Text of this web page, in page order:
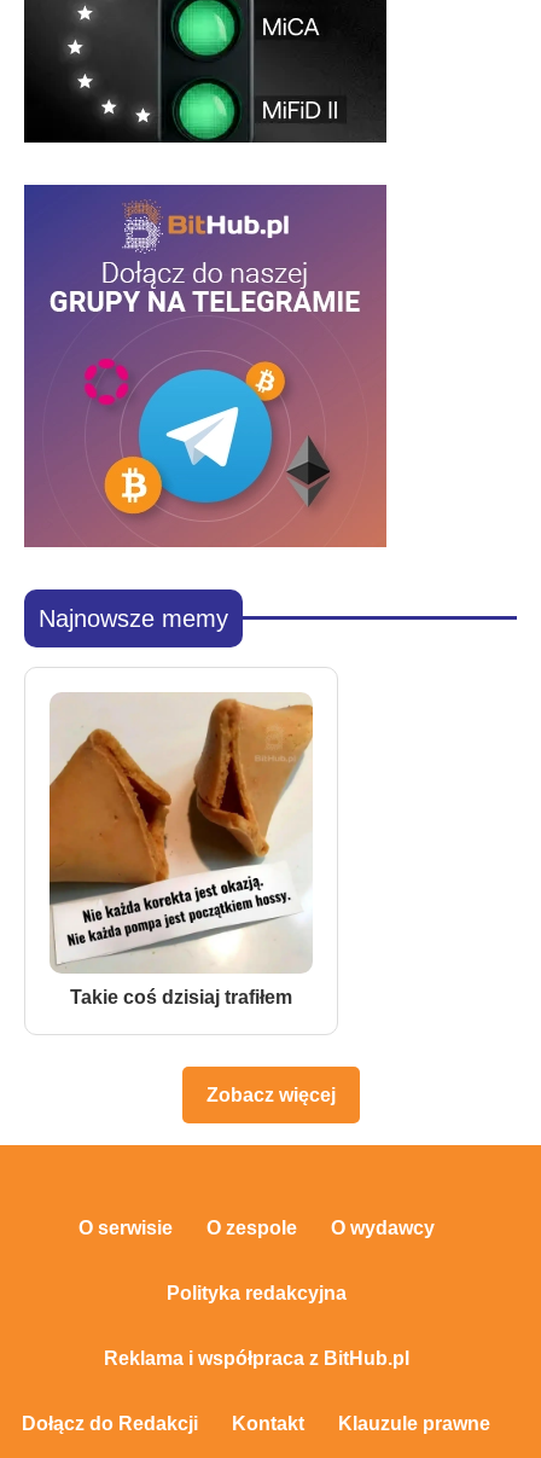
Najnowsze memy
Takie coś dzisiaj trafiłem
Zobacz więcej
O serwisie O zespole O wydawcy
Polityka redakcyjna
Reklama i współpraca z BitHub.pl
Dołącz do Redakcji Kontakt Klauzule prawne